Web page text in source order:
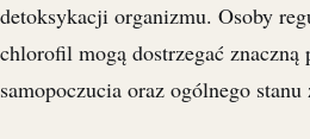
detoksykacji organizmu. Osoby
chlorofil mogą dostrzegać znaczną
samopoczucia oraz ogólnego stanu